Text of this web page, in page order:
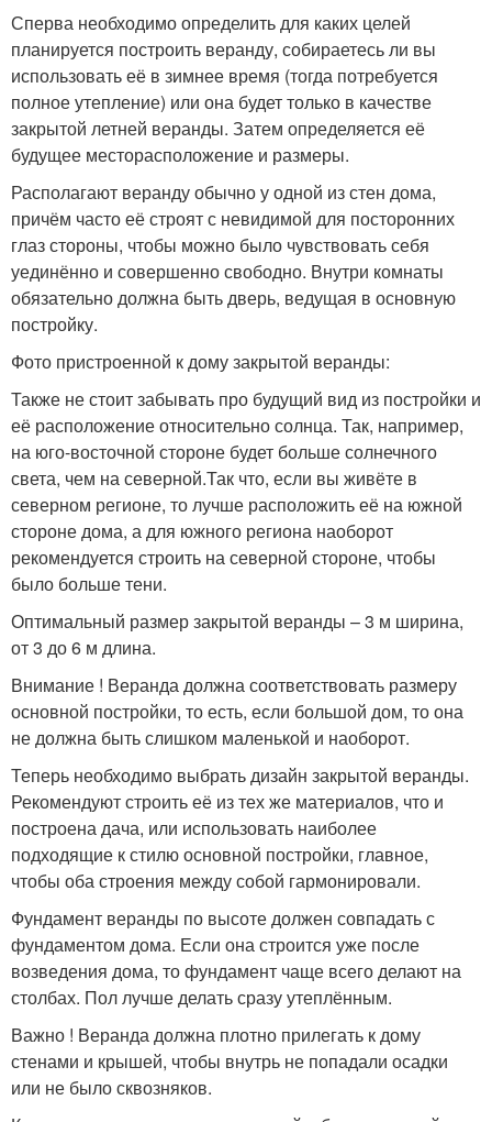
Сперва необходимо определить для каких целей
планируется построить веранду, собираетесь ли вы
использовать её в зимнее время (тогда потребуется
полное утепление) или она будет только в качестве
закрытой летней веранды. Затем определяется её
будущее месторасположение и размеры.
Располагают веранду обычно у одной из стен дома,
причём часто её строят с невидимой для посторонних
глаз стороны, чтобы можно было чувствовать себя
уединённо и совершенно свободно. Внутри комнаты
обязательно должна быть дверь, ведущая в основную
постройку.
Фото пристроенной к дому закрытой веранды:
Также не стоит забывать про будущий вид из постройки и
её расположение относительно солнца. Так, например,
на юго-восточной стороне будет больше солнечного
света, чем на северной.Так что, если вы живёте в
северном регионе, то лучше расположить её на южной
стороне дома, а для южного региона наоборот
рекомендуется строить на северной стороне, чтобы
было больше тени.
Оптимальный размер закрытой веранды – 3 м ширина,
от 3 до 6 м длина.
Внимание ! Веранда должна соответствовать размеру
основной постройки, то есть, если большой дом, то она
не должна быть слишком маленькой и наоборот.
Теперь необходимо выбрать дизайн закрытой веранды.
Рекомендуют строить её из тех же материалов, что и
построена дача, или использовать наиболее
подходящие к стилю основной постройки, главное,
чтобы оба строения между собой гармонировали.
Фундамент веранды по высоте должен совпадать с
фундаментом дома. Если она строится уже после
возведения дома, то фундамент чаще всего делают на
столбах. Пол лучше делать сразу утеплённым.
Важно ! Веранда должна плотно прилегать к дому
стенами и крышей, чтобы внутрь не попадали осадки
или не было сквозняков.